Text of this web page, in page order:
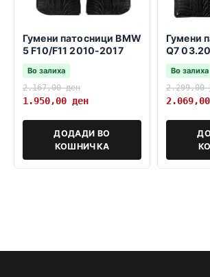
Гумени патосници BMW
5 F10/F11 2010-2017
Во залиха
2.167,00ден
1.950,00 ден
ДОДАДИ ВО
КОШНИЧКА
Гумени
Q7
Во залиха
2.299,00
2.069,00